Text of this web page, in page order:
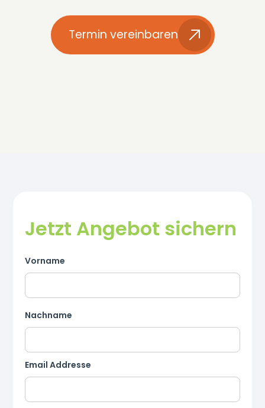
Termin vereinbaren
Jetzt Angebot sichern
Vorname
Nachname
Email Addresse